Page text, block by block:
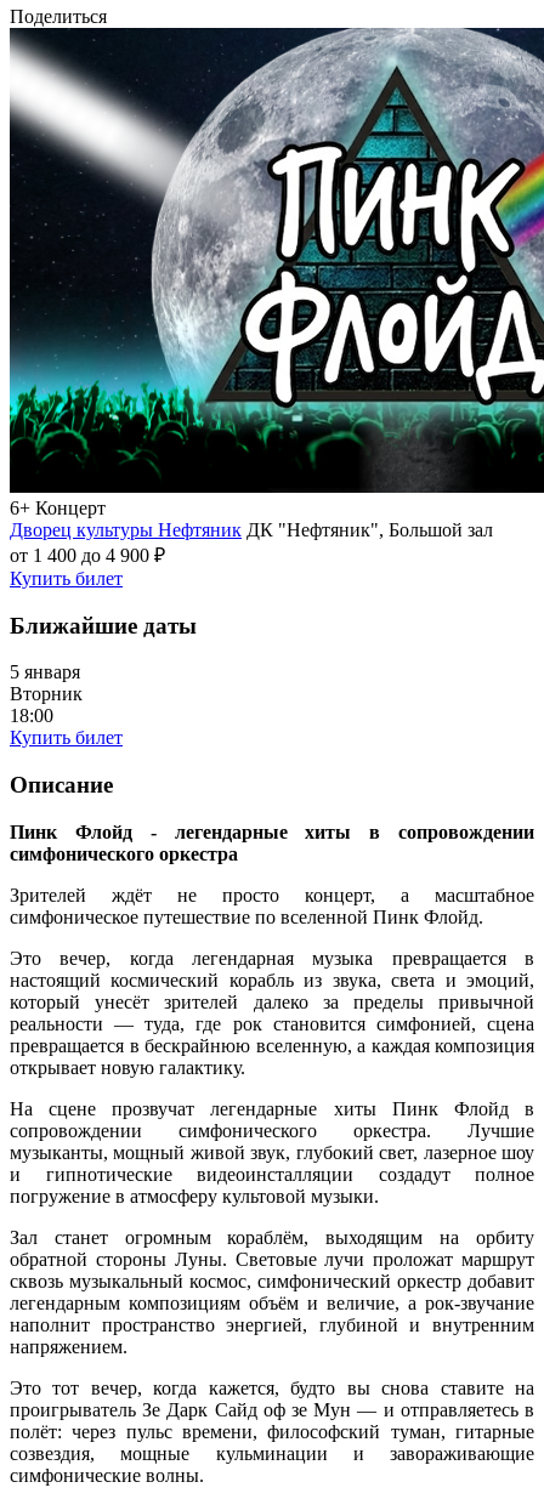
Поделиться
6+ Концерт
Дворец культуры Нефтяник ДК "Нефтяник", Большой зал
от 1 400 до 4 900 ₽
Купить билет
Ближайшие даты
5 января
Вторник
18:00
Купить билет
Описание
Пинк Флойд - легендарные хиты в сопровождении
симфонического оркестра
Зрителей ждёт не просто концерт, а масштабное
симфоническое путешествие по вселенной Пинк Флойд.
Это вечер, когда легендарная музыка превращается в
настоящий космический корабль из звука, света и эмоций,
который унесёт зрителей далеко за пределы привычной
реальности — туда, где рок становится симфонией, сцена
превращается в бескрайнюю вселенную, а каждая композиция
открывает новую галактику.
На сцене прозвучат легендарные хиты Пинк Флойд в
сопровождении симфонического оркестра. Лучшие
музыканты, мощный живой звук, глубокий свет, лазерное шоу
и гипнотические видеоинсталляции создадут полное
погружение в атмосферу культовой музыки.
Зал станет огромным кораблём, выходящим на орбиту
обратной стороны Луны. Световые лучи проложат маршрут
сквозь музыкальный космос, симфонический оркестр добавит
легендарным композициям объём и величие, а рок-звучание
наполнит пространство энергией, глубиной и внутренним
напряжением.
Это тот вечер, когда кажется, будто вы снова ставите на
проигрыватель Зе Дарк Сайд оф зе Мун — и отправляетесь в
полёт: через пульс времени, философский туман, гитарные
созвездия, мощные кульминации и завораживающие
симфонические волны.